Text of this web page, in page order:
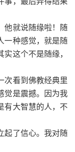
就说随缘啦！随
一种感觉，就是随
这个不是随缘，
看到佛教经典里
觉是震撼。因为我
有大智慧的人，不
了信心。我对随